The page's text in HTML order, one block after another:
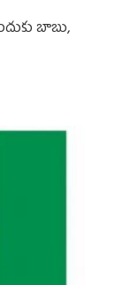
బాబు,